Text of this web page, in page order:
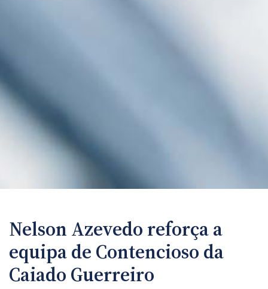
Nelson Azevedo reforça a
equipa de Contencioso da
Caiado Guerreiro